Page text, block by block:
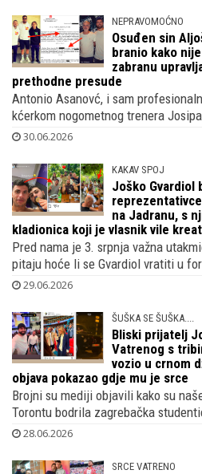
NEPRAVOMOĆNO
Osuđen sin
branio kako
zabranu
prethodne presude
Antonio Asanovć, i sam
kćerkom nogometnog trenera
30.06.2026
KAKAV SPOJ
Joško Gvardiol
na Jadranu, s
kladionica koji je vlasnik vile
Pred nama je 3. srpnja važna
pitaju hoće li se Gvardiol vratiti u
29.06.2026
ŠUŠKA SE ŠUŠKA....
Bliski prijatelj
Vatrenog s
vozio u crnom
objava pokazao gdje mu je srce
Brojni su mediji objavili kako su
Torontu bodrila zagrebačka
28.06.2026
SRCE VATRENO